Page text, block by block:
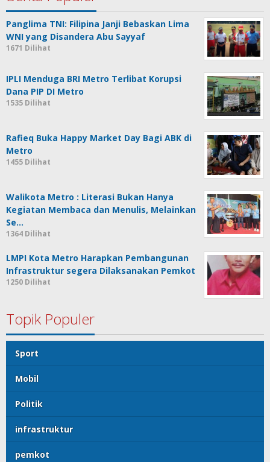
Panglima TNI: Filipina Janji Bebaskan Lima
WNI yang Disandera Abu Sayyaf
1671 Dilihat
IPLI Menduga BRI Metro Terlibat Korupsi
Dana PIP DI Metro
1535 Dilihat
Rafieq Buka Happy Market Day Bagi ABK di
Metro
1455 Dilihat
Walikota Metro : Literasi Bukan Hanya
Kegiatan Membaca dan Menulis, Melainkan
Se…
1364 Dilihat
LMPI Kota Metro Harapkan Pembangunan
Infrastruktur segera Dilaksanakan Pemkot
1250 Dilihat
Topik Populer
Sport
Mobil
Politik
infrastruktur
pemkot